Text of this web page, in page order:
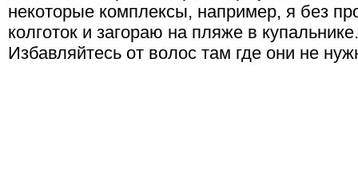
некоторые комплексы, например, я без
колготок и загораю на пляже в купальнике.
Избавляйтесь от волос там где они не